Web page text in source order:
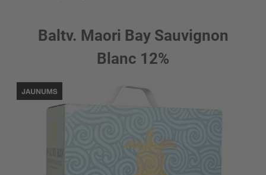
Baltv. Maori Bay Sauvignon
Blanc 12%
uz